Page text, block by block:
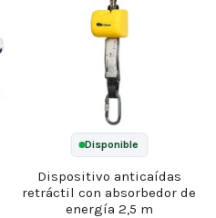
Disponible
Dispositivo anticaídas
retráctil con absorbedor de
energía 2,5 m